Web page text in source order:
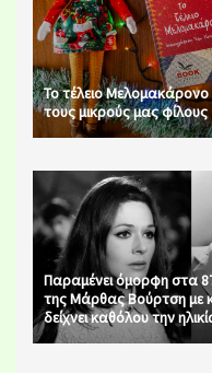
Το τέλειο Μελομακάρονο
τους μικρούς μας φίλους
Παραμένει όμορφη στα
της Μάρθας Βούρτση με
δείχνει καθόλου την